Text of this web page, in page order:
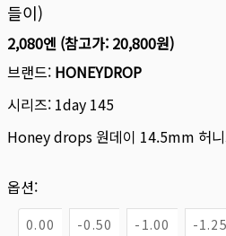
들이)
2,080엔 (참고가: 20,800원)
브랜드: HONEYDROP
시리즈: 1day 145
Honey drops 원데이 14.5mm 허
옵션:
0.00 -0.50 -1.00 -1.25